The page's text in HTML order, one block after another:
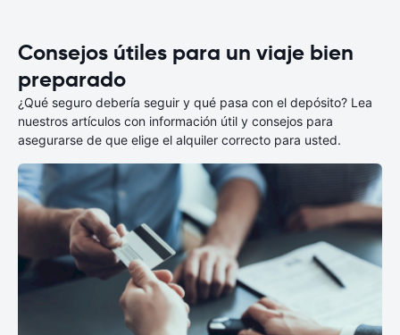
Consejos útiles para un viaje bien
preparado
¿Qué seguro debería seguir y qué pasa con el depósito? Lea
nuestros artículos con información útil y consejos para
asegurarse de que elige el alquiler correcto para usted.